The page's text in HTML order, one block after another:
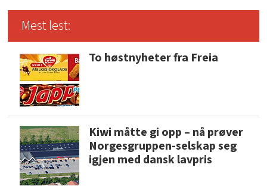
Mest lest:
To høstnyheter fra Freia
Kiwi måtte gi opp – nå prøver
Norgesgruppen-selskap seg
igjen med dansk lavpris